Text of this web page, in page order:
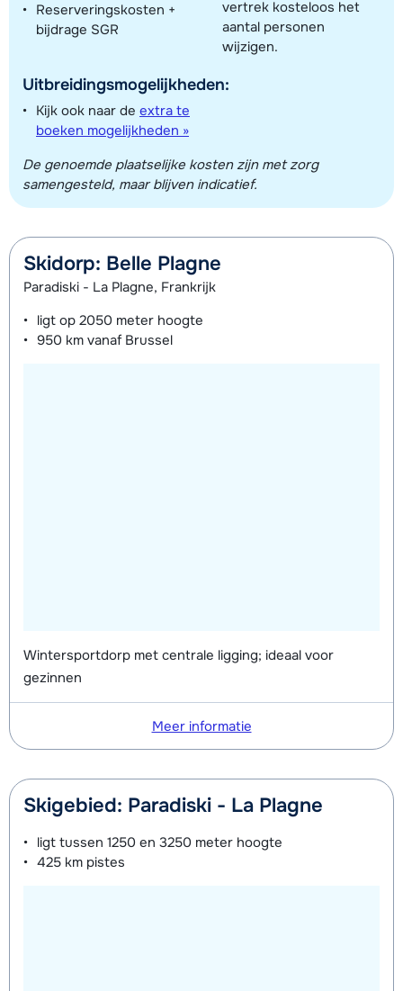
Toon alle accommodaties in dit gebied
Deze kaart geeft een indicatie van de ligging van onze accommodaties. De
Reserveringskosten +
bijdrage SGR
Uitbreidingsmogelijkheden:
Kijk ook naar de extra te
boeken mogelijkheden »
vertrek kosteloos het
aantal personen
wijzigen.
De genoemde plaatselijke kosten zijn met zorg
samengesteld, maar blijven indicatief.
Skidorp: Belle Plagne
Paradiski - La Plagne, Frankrijk
ligt op 2050 meter hoogte
950 km vanaf Brussel
Wintersportdorp met centrale ligging; ideaal voor
gezinnen
Meer informatie
Skigebied: Paradiski - La Plagne
ligt tussen 1250 en 3250 meter hoogte
425 km pistes